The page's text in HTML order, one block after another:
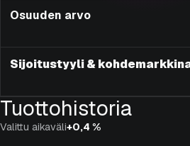
Yhteystiedot
Merkitse rahastoja
Asiakasportaali
Osuuden arvo
Sijoitustyyli &
Tuottohistoria
Valittu aikaväli+0,4 %